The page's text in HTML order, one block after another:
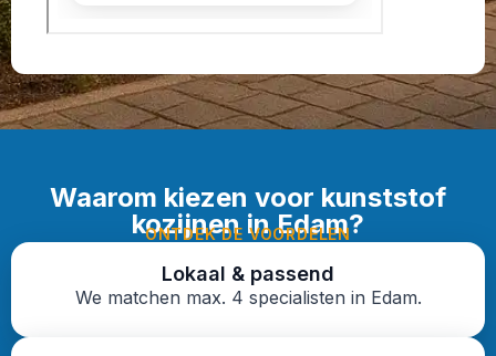
Waarom kiezen voor kunststof
kozijnen in Edam?
ONTDEK DE VOORDELEN
Lokaal & passend
We matchen max. 4 specialisten in Edam.